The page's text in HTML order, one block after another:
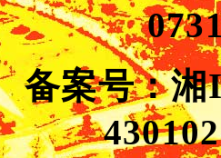
备案号：湘